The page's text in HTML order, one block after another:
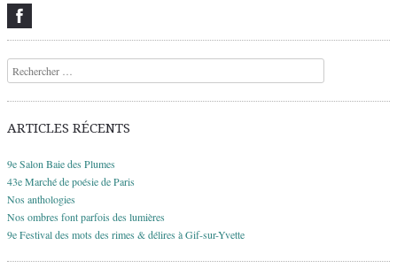
Recherche
ARTICLES RÉCENTS
9e Salon Baie des Plumes
43e Marché de poésie de Paris
Nos anthologies
Nos ombres font parfois des lumières
9e Festival des mots des rimes & délires à Gif-sur-Yvette